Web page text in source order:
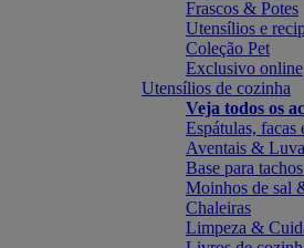
Frascos & Potes
Utensílios e
Coleção Pet
Exclusivo online
Utensílios de cozinha
Veja todos os
Espátulas, facas
Aventais &
Base para
Moinhos de sal
Chaleiras
Limpeza &